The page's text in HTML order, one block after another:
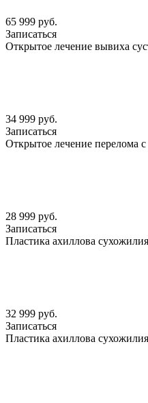
65 999 руб.
Записаться
Открытое лечение вывиха
34 999 руб.
Записаться
Открытое лечение перелома
28 999 руб.
Записаться
Пластика ахиллова
32 999 руб.
Записаться
Пластика ахиллова